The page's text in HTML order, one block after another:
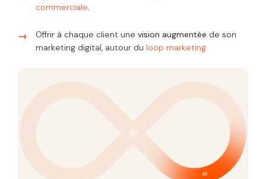
commerciale.
Offrir à chaque client une vision augmentée de son
marketing digital, autour du loop marketing